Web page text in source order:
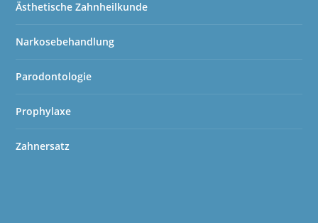
Ästhetische Zahnheilkunde
Narkosebehandlung
Parodontologie
Prophylaxe
Zahnersatz